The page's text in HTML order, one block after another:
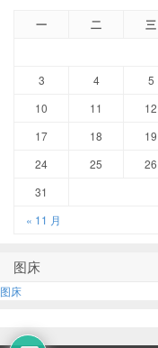
一 二 三
« 11 月
3
4 5
10
11 12
17
18 19
24
25 26
31
图床
图床